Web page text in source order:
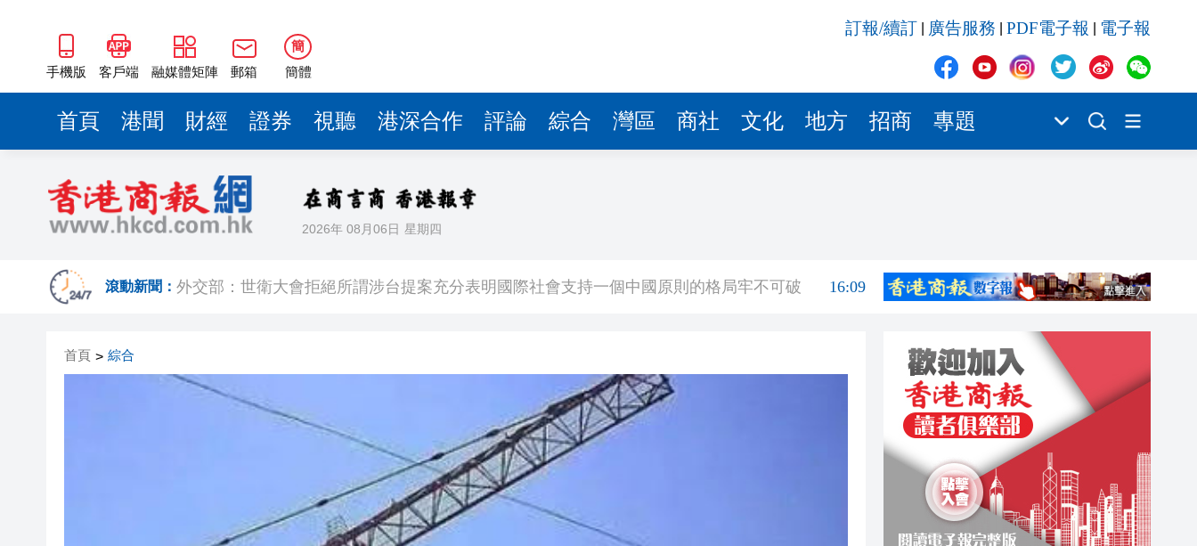
手機版 客戶端 融媒體矩陣 郵箱
簡
簡體
訂報/續訂 廣告服務 PDF電子報 電子報
首頁 港聞 財經 證券 視聽 港深合作 評論 綜合 灣區 商社 文化 地方 招商 專題
2026年 08月06日 星期四
滾動新聞：
亞太經合組織第二次高官會在上海舉行
16:09
國家防總辦公室 應急管理部持續會商部署重點地區防汛救災工作
上海一男子持刀傷人致3傷 警方通報
16:07
外交部：相信在兩國元首戰略引領下 中俄世代友好將更加深入人心
中央考核巡查組當場質問：看不到嗎？不檢查嗎？
外交部：世衛大會拒絕所謂涉台提案充分表明國際社會支持一個中國原則的格局牢不可破
16:09
上海一男子持刀傷人致3傷 警方通報
深圳蛇口招商花園城「五一」銷售額近4900萬
外交部：相信在兩國元首戰略引領下 中俄世代友好將更加深入人心
中央考核巡查組當場質問：看不到嗎？不檢查嗎？
傳Meta本周裁員前 將7000員工調往AI項目
首頁 > 綜合